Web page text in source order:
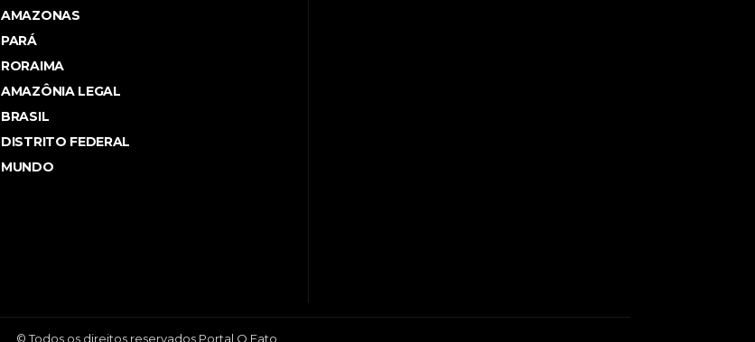
AMAZONAS
PARÁ
RORAIMA
AMAZÔNIA LEGAL
BRASIL
DISTRITO FEDERAL
MUNDO
© Todos os direitos reservados Portal O Fato.